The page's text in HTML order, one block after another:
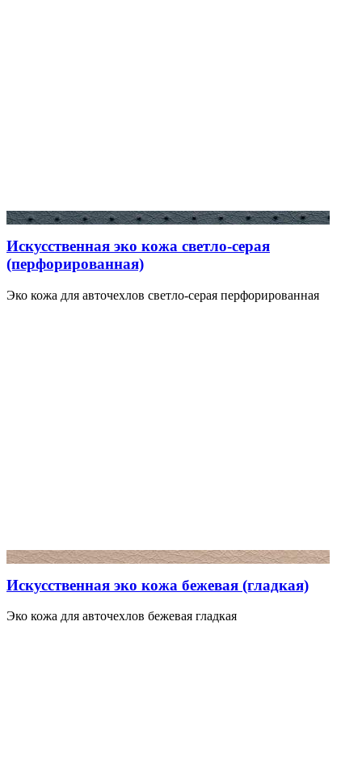
Искусственная эко кожа светло-серая
(перфорированная)
Эко кожа для авточехлов светло-серая перфорированная
Искусственная эко кожа бежевая (гладкая)
Эко кожа для авточехлов бежевая гладкая